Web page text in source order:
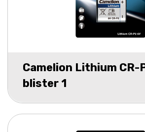
Camelion Lithium CR-
blister 1